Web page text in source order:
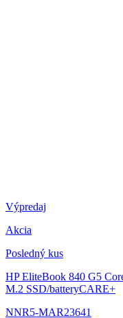
Výpredaj
Akcia
Posledný kus
HP EliteBook 840 G5
M.2 SSD/batteryCARE+
NNR5-MAR23641